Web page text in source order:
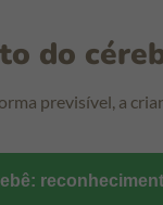
do
previsível, a